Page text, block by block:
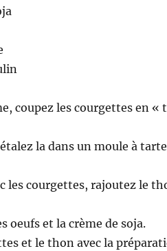
coupez les courgettes en
la dans un moule à
les courgettes, rajoutez le
oeufs et la crème de soja.
et le thon avec la